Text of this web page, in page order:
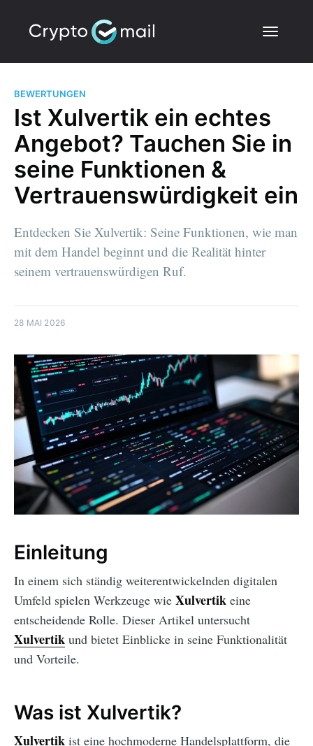
BEWERTUNGEN
Ist Xulvertik ein echtes
Angebot? Tauchen Sie in
seine Funktionen &
Vertrauenswürdigkeit ein
Entdecken Sie Xulvertik: Seine Funktionen, wie man
mit dem Handel beginnt und die Realität hinter
seinem vertrauenswürdigen Ruf.
28 MAI 2026
Einleitung
In einem sich ständig weiterentwickelnden digitalen
Umfeld spielen Werkzeuge wie Xulvertik eine
entscheidende Rolle. Dieser Artikel untersucht
Xulvertik und bietet Einblicke in seine Funktionalität
und Vorteile.
Was ist Xulvertik?
Xulvertik ist eine hochmoderne Handelsplattform, die